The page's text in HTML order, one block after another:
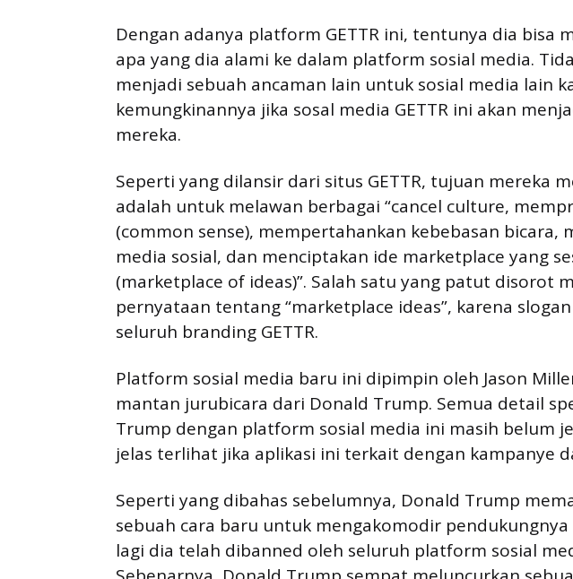
Dengan adanya platform GETTR ini, tentunya dia bisa
apa yang dia alami ke dalam platform sosial media.
menjadi sebuah ancaman lain untuk sosial media lain
kemungkinannya jika sosal media GETTR ini akan
mereka.
Seperti yang dilansir dari situs GETTR, tujuan mereka
adalah untuk melawan berbagai “cancel culture,
(common sense), mempertahankan kebebasan bicara,
media sosial, dan menciptakan ide marketplace yang
(marketplace of ideas)”. Salah satu yang patut disorot
pernyataan tentang “marketplace ideas”, karena
seluruh branding GETTR.
Platform sosial media baru ini dipimpin oleh Jason
mantan jurubicara dari Donald Trump. Semua detail
Trump dengan platform sosial media ini masih belum
jelas terlihat jika aplikasi ini terkait dengan kampanye
Seperti yang dibahas sebelumnya, Donald Trump
sebuah cara baru untuk mengakomodir
lagi dia telah dibanned oleh seluruh platform sosial